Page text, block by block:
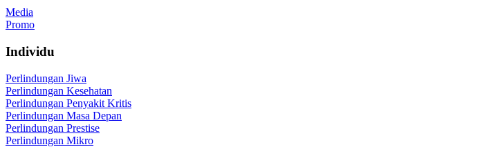
Media
Promo
Individu
Perlindungan Jiwa
Perlindungan Kesehatan
Perlindungan Penyakit Kritis
Perlindungan Masa Depan
Perlindungan Prestise
Perlindungan Mikro